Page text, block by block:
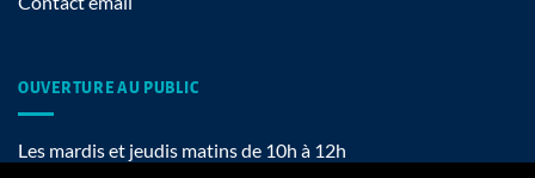
OUVERTURE AU PUBLIC
Les mardis et jeudis matins de 10h à 12h